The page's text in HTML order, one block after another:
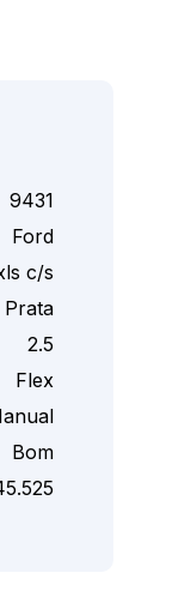
9431
Ford
c/s
Prata
2.5
Flex
Bom